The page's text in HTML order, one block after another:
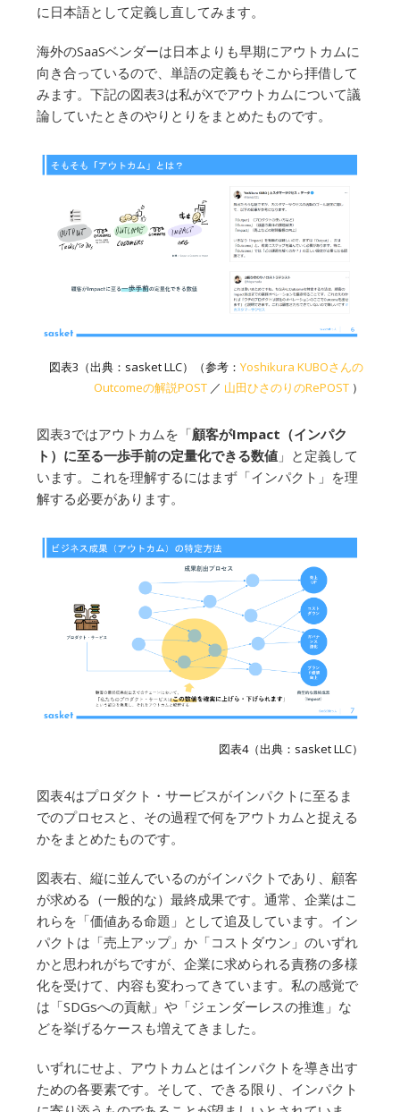
に日本語として定義し直してみます。
海外のSaaSベンダーは日本よりも早期にアウトカムに
向き合っているので、単語の定義もそこから拝借して
みます。下記の図表3は私がXでアウトカムについて議
論していたときのやりとりをまとめたものです。
図表3（出典：sasket LLC）（参考： Yoshikura KUBOさんの
Outcomeの解説POST ／ 山田ひさのりのRePOST ）
図表3ではアウトカムを「顧客がImpact（インパク
ト）に至る一歩手前の定量化できる数値 」と定義して
います。これを理解するにはまず「インパクト」を理
解する必要があります。
図表4（出典：sasket LLC）
図表4はプロダクト・サービスがインパクトに至るま
でのプロセスと、その過程で何をアウトカムと捉える
かをまとめたものです。
図表右、縦に並んでいるのがインパクトであり、顧客
が求める（一般的な）最終成果です。通常、企業はこ
れらを「価値ある命題」として追及しています。イン
パクトは「売上アップ」か「コストダウン」のいずれ
かと思われがちですが、企業に求められる責務の多様
化を受けて、内容も変わってきています。私の感覚で
は「SDGsへの貢献」や「ジェンダーレスの推進」な
どを挙げるケースも増えてきました。
いずれにせよ、アウトカムとはインパクトを導き出す
ための各要素です。そして、できる限り、インパクト